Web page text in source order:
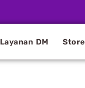
Layanan DM Store